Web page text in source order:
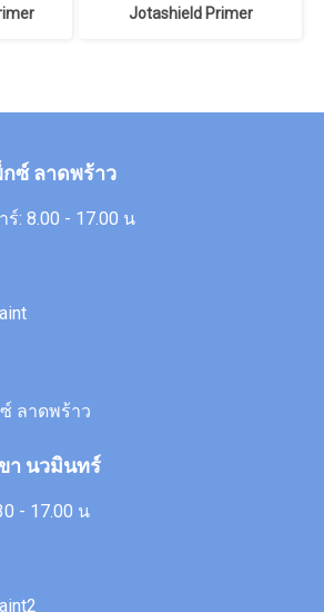
Jotashield Primer
กซ์ ลาดพร้าว
ร์: 8.00 - 17.00 น
ลาดพร้าว
า นวมินทร์
- 17.00 น